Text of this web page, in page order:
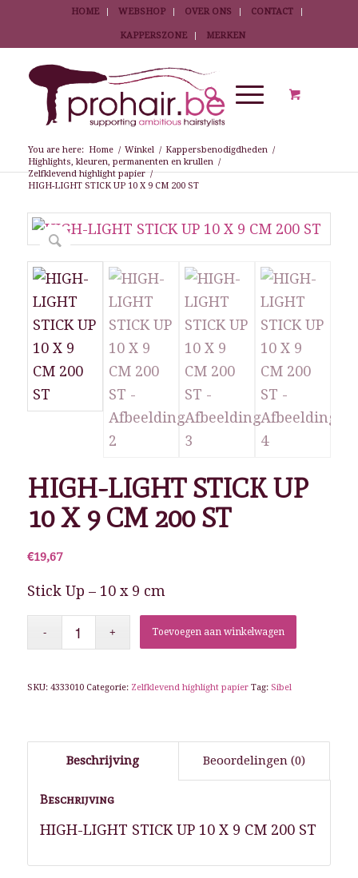
HOME WEBSHOP OVER ONS CONTACT
KAPPERSZONE MERKEN
You are here: Home / Winkel / Kappersbenodigdheden /
Highlights, kleuren, permanenten en krullen /
Zelfklevend highlight papier /
HIGH-LIGHT STICK UP 10 X 9 CM 200 ST
HIGH-LIGHT STICK UP
10 X 9 CM 200 ST
€19,67
Stick Up – 10 x 9 cm
Toevoegen aan winkelwagen
SKU: 4333010 Categorie: Zelfklevend highlight papier Tag: Sibel
Beschrijving Beoordelingen (0)
Beschrijving
HIGH-LIGHT STICK UP 10 X 9 CM 200 ST